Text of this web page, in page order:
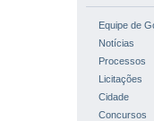
Equipe de
Notícias
Processos
Licitações
Cidade
Concursos